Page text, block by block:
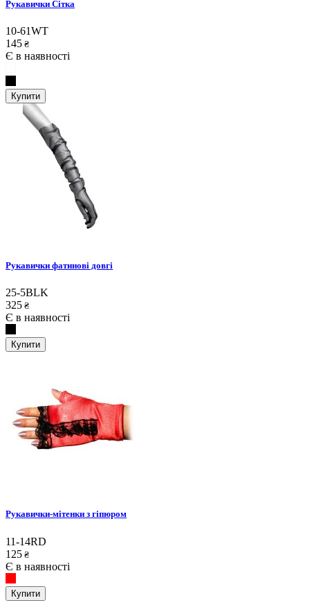
Рукавички Сітка
10-61WT
145 ₴
Є в наявності
Купити
Рукавички фатинові довгі
25-5BLK
325 ₴
Є в наявності
Купити
Рукавички-мітенки з гіпюром
11-14RD
125 ₴
Є в наявності
Купити